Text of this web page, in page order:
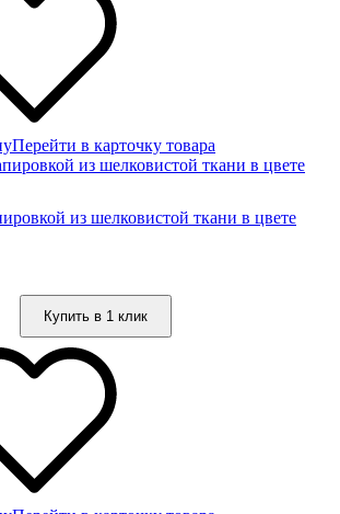
Перейти в карточку товара
из шелковистой ткани в цвете
Купить в 1 клик